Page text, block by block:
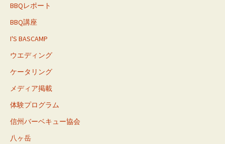
BBQレポート
BBQ講座
I'S BASCAMP
ウエディング
ケータリング
メディア掲載
体験プログラム
信州バーベキュー協会
八ヶ岳